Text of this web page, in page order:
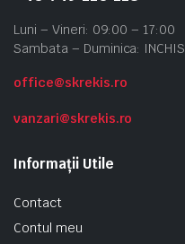
Luni – Vineri: 09:00 – 17:00
Sambata – Duminica: INCHIS
office@skrekis.ro
vanzari@skrekis.ro
Informații Utile
Contact
Contul meu